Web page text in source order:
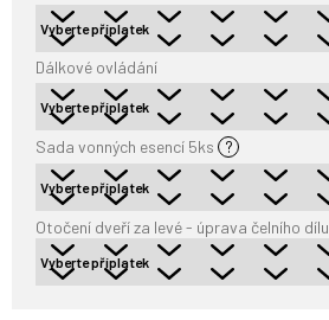
Dálkové ovládání
Sada vonných esencí 5ks ?
Otočení dveří za levé - úprava čelního dílu